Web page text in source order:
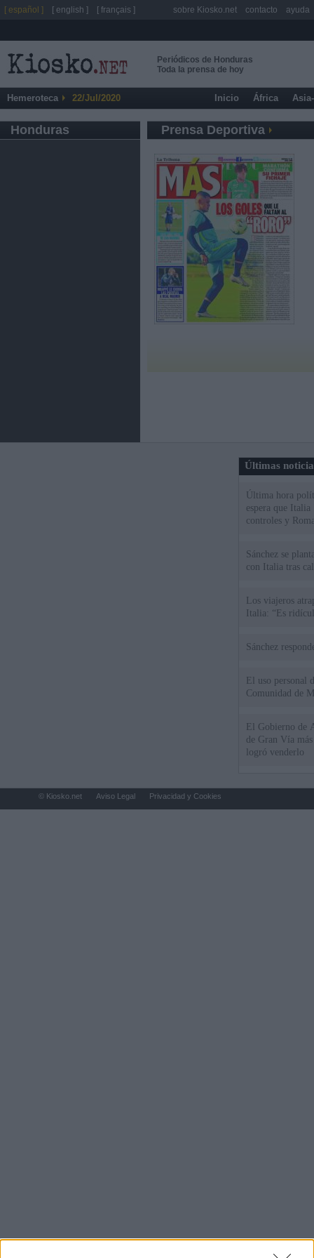
Periódicos de Honduras
Toda la prensa de hoy
Hemeroteca 22/Jul/2020 Inicio África
Honduras Prensa Deportiva
Últimas
Última hora
espera que
controles y
Sánchez se
con Italia tras
Los viajeros
Italia: “Es
Sánchez
El uso personal
Comunidad de
El Gobierno de
de Gran Vía
logró venderlo
[ español ] [ english ] [ français ] sobre Kiosko.net contacto ayuda
© Kiosko.net Aviso Legal Privacidad y Cookies